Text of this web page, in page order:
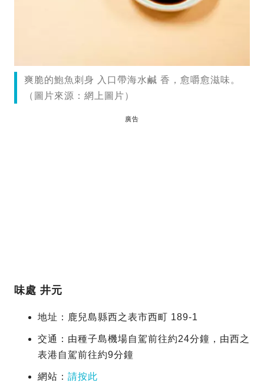
爽脆的鮑魚刺身 入口帶海水鹹 香，愈嚼愈滋味。
（圖片來源：網上圖片）
廣告
味處 井元
地址：鹿兒島縣西之表市西町 189-1
交通：由種子島機場自駕前往約24分鐘，由西之
表港自駕前往約9分鐘
網站： 請按此